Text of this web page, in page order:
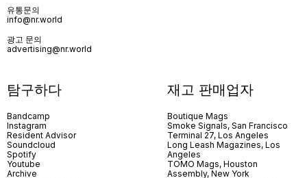
유통문의
info@nr.world
광고 문의
advertising@nr.world
탐구하다
Bandcamp
Instagram
Resident Advisor
Soundcloud
Spotify
Youtube
Archive
재고 판매업자
Boutique Mags
Smoke Signals, San Francisco
Terminal 27, Los Angeles
Long Leash Magazines, Los
Angeles
TOMO Mags, Houston
Assembly, New York